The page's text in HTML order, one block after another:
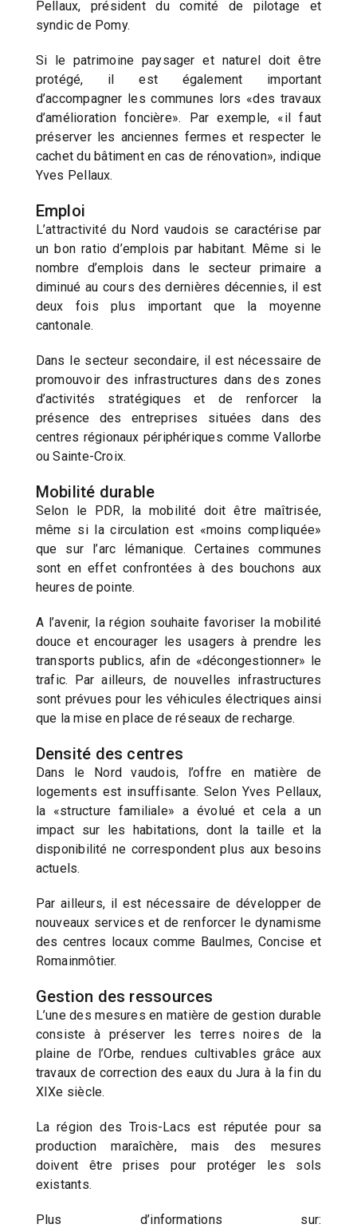
Pellaux, président du comité de pilotage et
syndic de Pomy.
Si le patrimoine paysager et naturel doit être
protégé, il est également important
d’accompagner les communes lors «des travaux
d’amélioration foncière». Par exemple, «il faut
préserver les anciennes fermes et respecter le
cachet du bâtiment en cas de rénovation», indique
Yves Pellaux.
Emploi
L’attractivité du Nord vaudois se caractérise par
un bon ratio d’emplois par habitant. Même si le
nombre d’emplois dans le secteur primaire a
diminué au cours des dernières décennies, il est
deux fois plus important que la moyenne
cantonale.
Dans le secteur secondaire, il est nécessaire de
promouvoir des infrastructures dans des zones
d’activités stratégiques et de renforcer la
présence des entreprises situées dans des
centres régionaux périphériques comme Vallorbe
ou Sainte-Croix.
Mobilité durable
Selon le PDR, la mobilité doit être maîtrisée,
même si la circulation est «moins compliquée»
que sur l’arc lémanique. Certaines communes
sont en effet confrontées à des bouchons aux
heures de pointe.
A l’avenir, la région souhaite favoriser la mobilité
douce et encourager les usagers à prendre les
transports publics, afin de «décongestionner» le
trafic. Par ailleurs, de nouvelles infrastructures
sont prévues pour les véhicules électriques ainsi
que la mise en place de réseaux de recharge.
Densité des centres
Dans le Nord vaudois, l’offre en matière de
logements est insuffisante. Selon Yves Pellaux,
la «structure familiale» a évolué et cela a un
impact sur les habitations, dont la taille et la
disponibilité ne correspondent plus aux besoins
actuels.
Par ailleurs, il est nécessaire de développer de
nouveaux services et de renforcer le dynamisme
des centres locaux comme Baulmes, Concise et
Romainmôtier.
Gestion des ressources
L’une des mesures en matière de gestion durable
consiste à préserver les terres noires de la
plaine de l’Orbe, rendues cultivables grâce aux
travaux de correction des eaux du Jura à la fin du
XIXe siècle.
La région des Trois-Lacs est réputée pour sa
production maraîchère, mais des mesures
doivent être prises pour protéger les sols
existants.
Plus d’informations sur: